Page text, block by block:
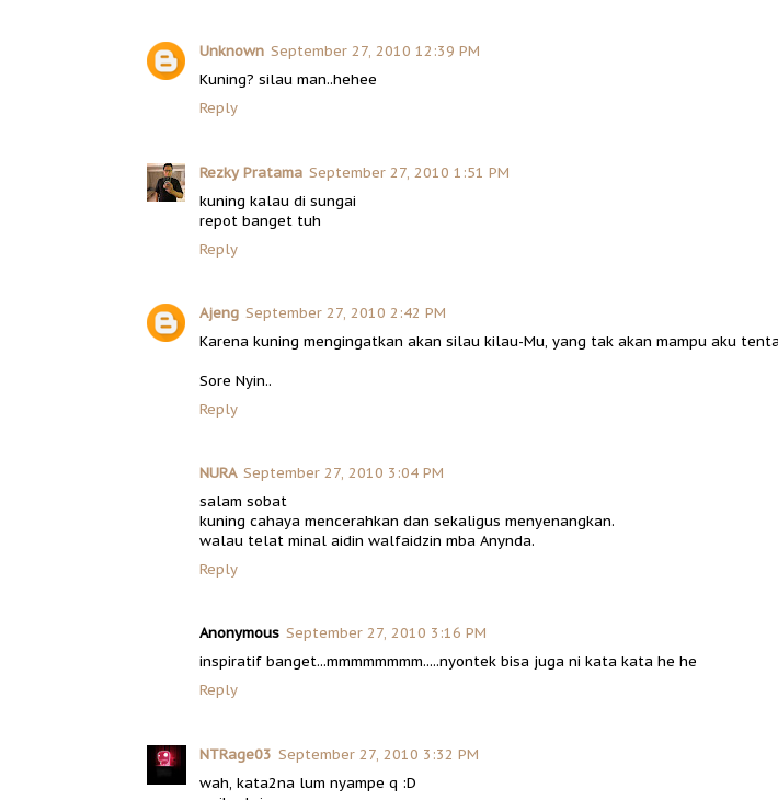
Unknown September 27, 2010 12:39 PM
Kuning? silau man..hehee
Reply
Rezky Pratama September 27, 2010 1:51 PM
kuning kalau di sungai
repot banget tuh
Reply
Ajeng September 27, 2010 2:42 PM
Karena kuning mengingatkan akan silau kilau-Mu, yang tak akan mampu aku
Sore Nyin..
Reply
NURA September 27, 2010 3:04 PM
salam sobat
kuning cahaya mencerahkan dan sekaligus menyenangkan.
walau telat minal aidin walfaidzin mba Anynda.
Reply
Anonymous September 27, 2010 3:16 PM
inspiratif banget...mmmmmmmm.....nyontek bisa juga ni kata kata he he
Reply
NTRage03 September 27, 2010 3:32 PM
wah, kata2na lum nyampe q :D